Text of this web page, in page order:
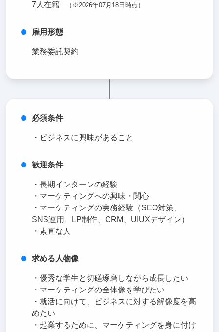
7人在籍 （※2026年07月18日時点）
雇用形態
業務委託契約
必須条件
・ビジネスに興味があること
歓迎条件
・長期インターンの経験
・マーケティングへの興味・関心
・マーケティングの実務経験（SEO対策、
SNS運用、LP制作、CRM、UIUXデザイン）
・素直な人
求める人物像
・優秀な学生と切磋琢磨しながら成長したい
・マーケティングの全体像を学びたい
・就活に向けて、ビジネスに対する解像度を高
めたい
・起業するために、マーケティングを身に付け